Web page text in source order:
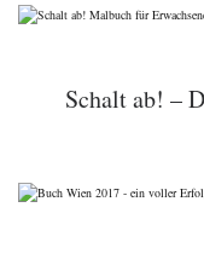
Schalt ab! –